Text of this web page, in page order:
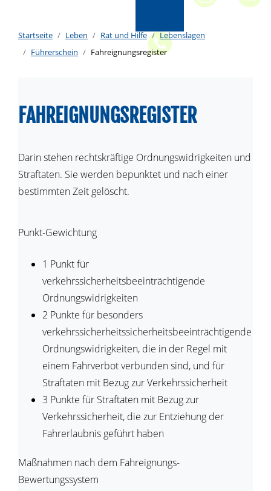
Startseite Leben Rat und Hilfe
Lebenslagen
Führerschein
Fahreignungsregister
FAHREIGNUNGSREGISTER
Darin stehen rechtskräftige Ordnungswidrigkeiten und
Straftaten. Sie werden bepunktet und nach einer
bestimmten Zeit gelöscht.
Punkt-Gewichtung
1 Punkt für
verkehrssicherheitsbeeinträchtigende
Ordnungswidrigkeiten
2 Punkte für besonders
verkehrssicherheitssicherheitsbeeinträchtigende
Ordnungswidrigkeiten, die in der Regel mit
einem Fahrverbot verbunden sind, und für
Straftaten mit Bezug zur Verkehrssicherheit
3 Punkte für Straftaten mit Bezug zur
Verkehrssicherheit, die zur Entziehung der
Fahrerlaubnis geführt haben
Maßnahmen nach dem Fahreignungs-
Bewertungssystem